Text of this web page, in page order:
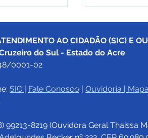
AVISO DE
AO CIDADÃO (SIC) E
do Sul - Estado do Acre
0001-02
SIC Fale Conosco Ouvidoria
99213-8219 (Ouvidora Geral Thaissa